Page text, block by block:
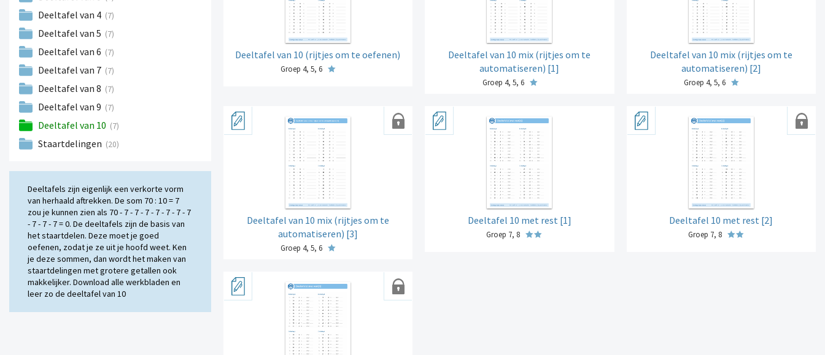
Deeltafel van 4 (7)
Deeltafel van 5 (7)
Deeltafel van 6 (7)
Deeltafel van 7 (7)
Deeltafel van 8 (7)
Deeltafel van 9 (7)
Deeltafel van 10 (7)
Staartdelingen (20)
Deeltafels zijn eigenlijk een verkorte vorm
van herhaald aftrekken. De som 70 : 10 = 7
zou je kunnen zien als 70 - 7 - 7 - 7 - 7 - 7 - 7 - 7
- 7 - 7 - 7 = 0. De deeltafels zijn de basis van
het staartdelen. Deze moet je goed
oefenen, zodat je ze uit je hoofd weet. Ken
je deze sommen, dan wordt het maken van
staartdelingen met grotere getallen ook
makkelijker. Download alle werkbladen en
leer zo de deeltafel van 10
Deeltafel van 10 (rijtjes om te oefenen)
Groep 4, 5, 6
Deeltafel van 10 mix (rijtjes om te
automatiseren) [1]
Groep 4, 5, 6
Deeltafel van 10 mix (rijtjes om te
automatiseren) [2]
Groep 4, 5, 6
Deeltafel van 10 mix (rijtjes om te
automatiseren) [3]
Groep 4, 5, 6
Deeltafel 10 met rest [1]
Groep 7, 8
Deeltafel 10 met rest [2]
Groep 7, 8